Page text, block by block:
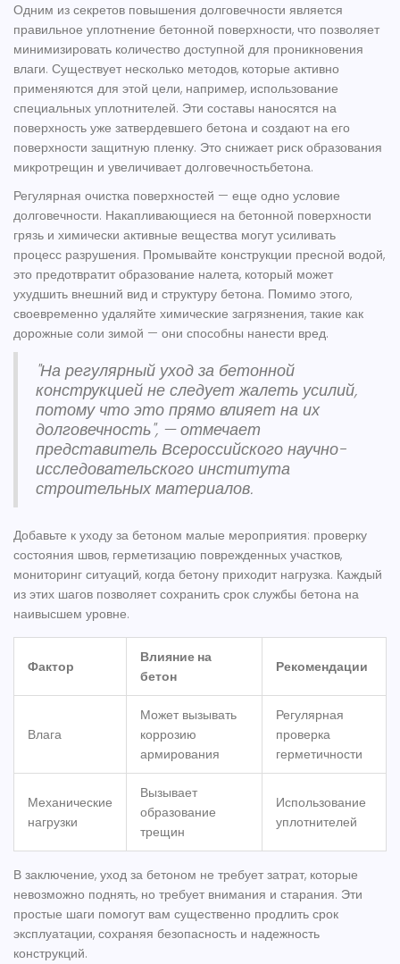
Одним из секретов повышения долговечности является
правильное уплотнение бетонной поверхности, что позволяет
минимизировать количество доступной для проникновения
влаги. Существует несколько методов, которые активно
применяются для этой цели, например, использование
специальных уплотнителей. Эти составы наносятся на
поверхность уже затвердевшего бетона и создают на его
поверхности защитную пленку. Это снижает риск образования
микротрещин и увеличивает долговечностьбетона.
Регулярная очистка поверхностей — еще одно условие
долговечности. Накапливающиеся на бетонной поверхности
грязь и химически активные вещества могут усиливать
процесс разрушения. Промывайте конструкции пресной водой,
это предотвратит образование налета, который может
ухудшить внешний вид и структуру бетона. Помимо этого,
своевременно удаляйте химические загрязнения, такие как
дорожные соли зимой — они способны нанести вред.
"На регулярный уход за бетонной
конструкцией не следует жалеть усилий,
потому что это прямо влияет на их
долговечность", — отмечает
представитель Всероссийского научно-
исследовательского института
строительных материалов.
Добавьте к уходу за бетоном малые мероприятия: проверку
состояния швов, герметизацию поврежденных участков,
мониторинг ситуаций, когда бетону приходит нагрузка. Каждый
из этих шагов позволяет сохранить срок службы бетона на
наивысшем уровне.
Фактор
Влияние на
бетон
Рекомендации
Влага
Может вызывать
коррозию
армирования
Регулярная
проверка
герметичности
Механические
нагрузки
Вызывает
образование
трещин
Использование
уплотнителей
В заключение, уход за бетоном не требует затрат, которые
невозможно поднять, но требует внимания и старания. Эти
простые шаги помогут вам существенно продлить срок
эксплуатации, сохраняя безопасность и надежность
конструкций.